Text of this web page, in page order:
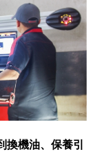
換機油、保養引